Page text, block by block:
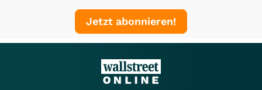
Jetzt abonnieren!